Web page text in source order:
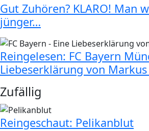
Gut Zuhören? KLARO! Man
jünger…
Reingelesen: FC Bayern
Liebeserklärung von Markus
Zufällig
Reingeschaut: Pelikanblut